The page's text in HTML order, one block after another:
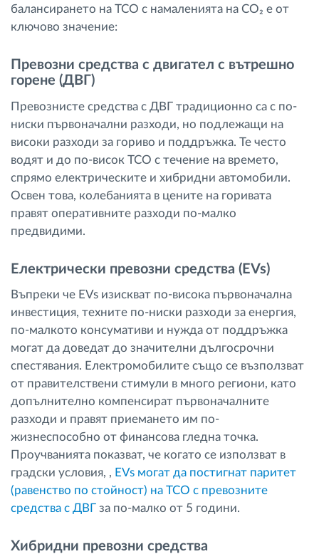
балансирането на TCO с намаленията на CO₂ е от
ключово значение:
Превозни средства с двигател с вътрешно
горене (ДВГ)
Превознисте средства с ДВГ традиционно са с по-
ниски първоначални разходи, но подлежащи на
високи разходи за гориво и поддръжка. Те често
водят и до по-висок TCO с течение на времето,
спрямо електрическите и хибридни автомобили.
Освен това, колебанията в цените на горивата
правят оперативните разходи по-малко
предвидими.
Електрически превозни средства (EVs)
Въпреки че EVs изискват по-висока първоначална
инвестиция, техните по-ниски разходи за енергия,
по-малкото консумативи и нужда от поддръжка
могат да доведат до значителни дългосрочни
спестявания. Електромобилите също се възползват
от правителствени стимули в много региони, като
допълнително компенсират първоначалните
разходи и правят приемането им по-
жизнеспособно от финансова гледна точка.
Проучванията показват, че когато се използват в
градски условия, , EVs могат да постигнат паритет
(равенство по стойност) на TCO с превозните
средства с ДВГ за по-малко от 5 години.
Хибридни превозни средства